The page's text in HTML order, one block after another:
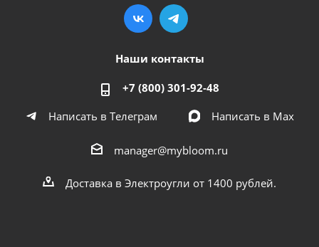
Наши контакты
+7 (800) 301-92-48
Написать в Телеграм
Написать в Мах
manager@mybloom.ru
Доставка в Электроугли от 1400 рублей.